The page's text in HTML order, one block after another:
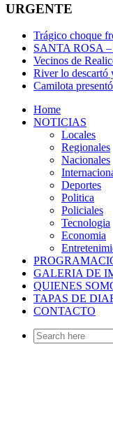
URGENTE
Trágico choque
SANTA ROSA –
Vecinos de
River lo descartó
Camilota
Home
NOTICIAS
Locales
Regionales
Nacionales
Deportes
Politica
Policiales
Tecnologia
Economia
GALERIA DE
QUIENES
TAPAS DE
CONTACTO
Search
for: